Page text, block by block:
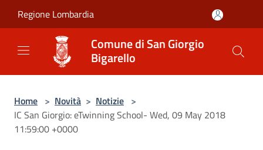
Regione Lombardia
Comune di San Giorgio
Bigarello
Home > Novità > Notizie >
IC San Giorgio: eTwinning School- Wed, 09 May 2018
11:59:00 +0000